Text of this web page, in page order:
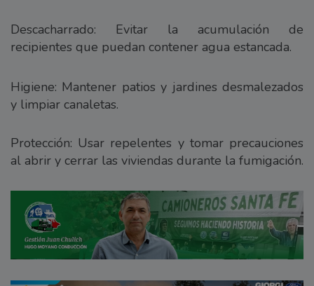
Descacharrado: Evitar la acumulación de
recipientes que puedan contener agua estancada.
Higiene: Mantener patios y jardines desmalezados
y limpiar canaletas.
Protección: Usar repelentes y tomar precauciones
al abrir y cerrar las viviendas durante la fumigación.